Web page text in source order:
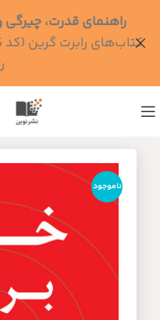
ناموجود
راهنمای قدرت، چیرگی